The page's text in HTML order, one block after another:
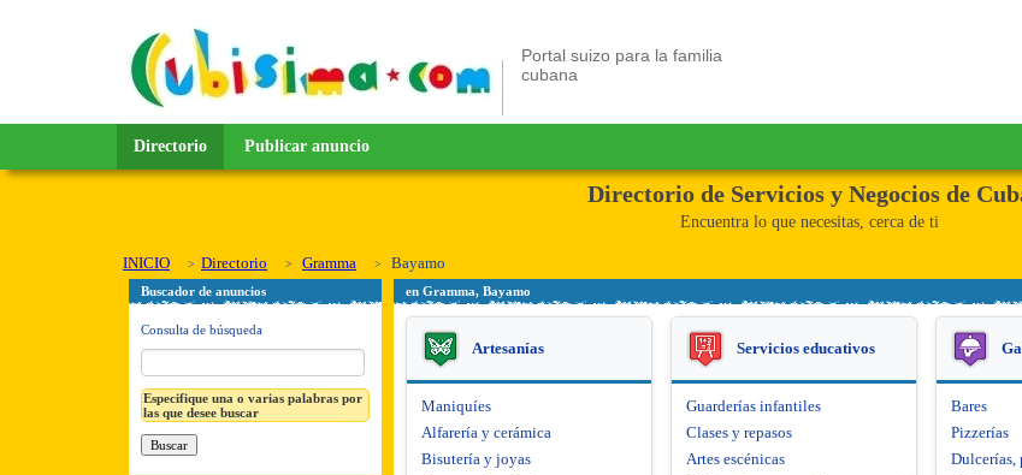
Portal suizo para la familia
cubana
Directorio Publicar anuncio
Directorio de Servicios y Negocios de
Encuentra lo que necesitas, cerca de ti
INICIO Directorio Gramma Bayamo
Buscador de anuncios
Consulta de búsqueda
Especifique una o varias palabras por
las que desee buscar
en Gramma, Bayamo
Artesanías
Maniquíes
Alfarería y cerámica
Bisutería y joyas
Servicios educativos
Guarderías infantiles
Clases y repasos
Artes escénicas
Bares
Pizzerías
Dulcerías,